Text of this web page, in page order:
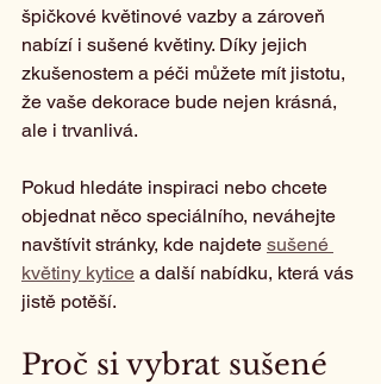
špičkové květinové vazby a zároveň
nabízí i sušené květiny. Díky jejich
zkušenostem a péči můžete mít jistotu,
že vaše dekorace bude nejen krásná,
ale i trvanlivá.
Pokud hledáte inspiraci nebo chcete
objednat něco speciálního, neváhejte
navštívit stránky, kde najdete sušené
květiny kytice a další nabídku, která vás
jistě potěší.
Proč si vybrat sušené